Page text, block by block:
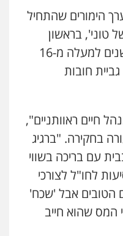
הימורים שהתחיל
טוני', בראשון
לציון, עיר בה נרצחו באותן שנים למעלה מ-16
חובות
חיים ראוותניים",
בחקירה. "ברגיג
עם בריכה בשווי
לחו"ל לצורכי
הטובים אבל 'שכח'
שהוא חייב
מעצרים וחקירות
חמורה פלילי